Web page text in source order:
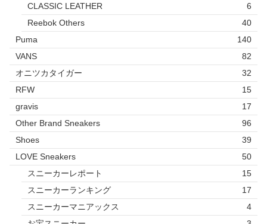
CLASSIC LEATHER
6
Reebok Others
40
Puma
140
VANS
82
オニツカタイガー
32
RFW
15
gravis
17
Other Brand Sneakers
96
Shoes
39
LOVE Sneakers
50
スニーカーレポート
15
スニーカーランキング
17
スニーカーマニアックス
4